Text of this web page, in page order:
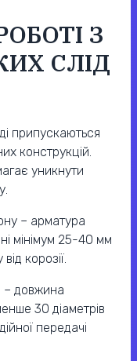
З
СЛІД
припускаються
конструкцій.
уникнути
– арматура
мінімум 25-40 мм
корозії.
– довжина
30 діаметрів
передачі